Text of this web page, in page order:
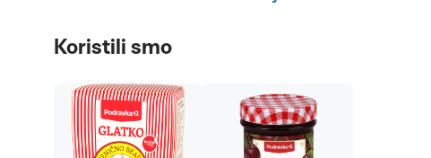
Koristili smo